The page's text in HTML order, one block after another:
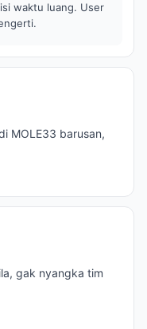
waktu luang. User
MOLE33 barusan,
gak nyangka tim